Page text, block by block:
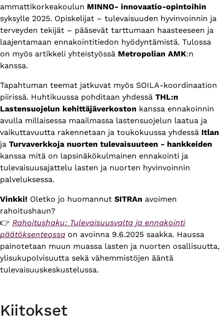
ammattikorkeakoulun MINNO- innovaatio-opintoihin
syksylle 2025. Opiskelijat – tulevaisuuden hyvinvoinnin ja
terveyden tekijät – pääsevät tarttumaan haasteeseen ja
laajentamaan ennakointitiedon hyödyntämistä. Tulossa
on myös artikkeli yhteistyössä Metropolian AMK:n
kanssa.
Tapahtuman teemat jatkuvat myös SOILA-koordinaation
piirissä. Huhtikuussa pohditaan yhdessä THL:n
Lastensuojelun kehittäjäverkoston kanssa ennakoinnin
avulla millaisessa maailmassa lastensuojelun laatua ja
vaikuttavuutta rakennetaan ja toukokuussa yhdessä Itlan
ja Turvaverkkoja nuorten tulevaisuuteen - hankkeiden
kanssa mitä on lapsinäkökulmainen ennakointi ja
tulevaisuusajattelu lasten ja nuorten hyvinvoinnin
palveluksessa.
Vinkki! Oletko jo huomannut SITRAn avoimen
rahoitushaun?
👉 Rahoitushaku: Tulevaisuusvalta ja ennakointi
päätöksenteossa on avoinna 9.6.2025 saakka. Haussa
painotetaan muun muassa lasten ja nuorten osallisuutta,
ylisukupolvisuutta sekä vähemmistöjen ääntä
tulevaisuuskeskustelussa.
Kiitokset